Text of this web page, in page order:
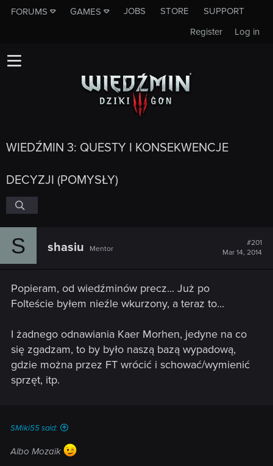
FORUMS GAMES JOBS STORE
SUPPORT
Log in
Register
WIEDŹMIN 3: QUESTY I KONSEKWENCJE
DECYZJI (POMYSŁY)
S shasiu Mentor
#201
Mar 14, 2014
Popieram, od wiedźminów precz... Już po
Folteście byłem nieźle wkurzony, a teraz to...
I żadnego odnawiania Kaer Morhen, jedyne na co
się zgadzam, to by było naszą bazą wypadową,
gdzie można przez FT wrócić i schować/wymienić
sprzęt, itp.
SMiki55 said:
Albo Mozaïk